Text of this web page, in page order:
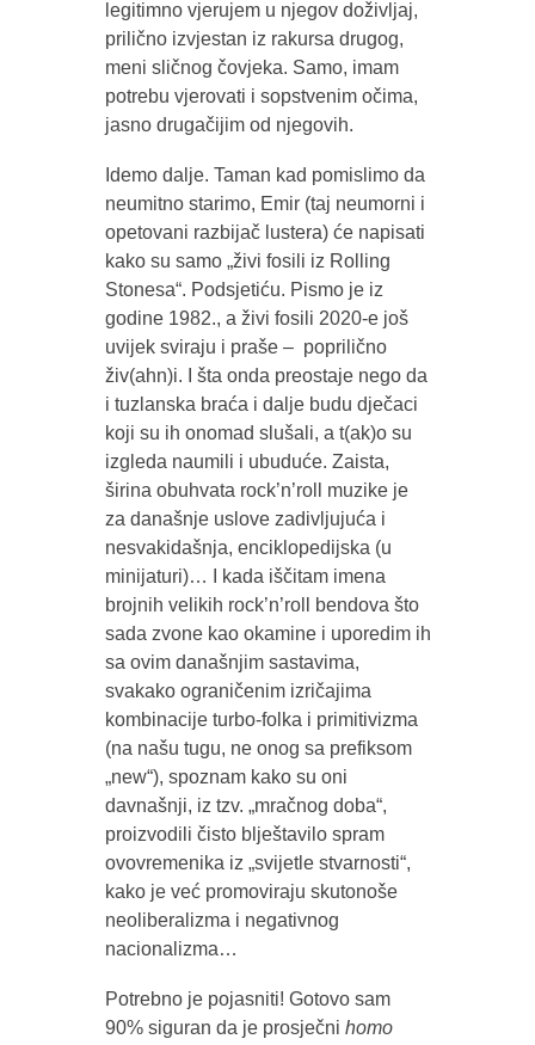
legitimno vjerujem u njegov doživljaj,
prilično izvjestan iz rakursa drugog,
meni sličnog čovjeka. Samo, imam
potrebu vjerovati i sopstvenim očima,
jasno drugačijim od njegovih.
Idemo dalje. Taman kad pomislimo da
neumitno starimo, Emir (taj neumorni i
opetovani razbijač lustera) će napisati
kako su samo „živi fosili iz Rolling
Stonesa“. Podsjetiću. Pismo je iz
godine 1982., a živi fosili 2020-e još
uvijek sviraju i praše – poprilično
živ(ahn)i. I šta onda preostaje nego da
i tuzlanska braća i dalje budu dječaci
koji su ih onomad slušali, a t(ak)o su
izgleda naumili i ubuduće. Zaista,
širina obuhvata rock’n’roll muzike je
za današnje uslove zadivljujuća i
nesvakidašnja, enciklopedijska (u
minijaturi)… I kada iščitam imena
brojnih velikih rock’n’roll bendova što
sada zvone kao okamine i uporedim ih
sa ovim današnjim sastavima,
svakako ograničenim izričajima
kombinacije turbo-folka i primitivizma
(na našu tugu, ne onog sa prefiksom
„new“), spoznam kako su oni
davnašnji, iz tzv. „mračnog doba“,
proizvodili čisto blještavilo spram
ovovremenika iz „svijetle stvarnosti“,
kako je već promoviraju skutonoše
neoliberalizma i negativnog
nacionalizma…
Potrebno je pojasniti! Gotovo sam
90% siguran da je prosječni homo